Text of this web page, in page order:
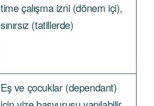
time çalışma izni (dönem içi),
sınırsız (tatillerde)
Eş ve çocuklar (dependant)